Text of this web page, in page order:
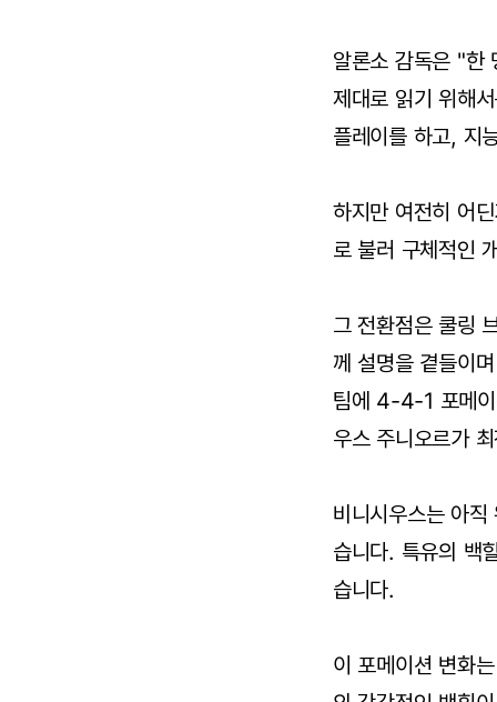
알론소 감독은 "한
제대로 읽기 위해
플레이를 하고, 지
하지만 여전히 어
로 불러 구체적인
그 전환점은 쿨링
께 설명을 곁들이
팀에 4-4-1 포메이
우스 주니오르가
비니시우스는 아
습니다. 특유의 백
습니다.
이 포메이션 변화